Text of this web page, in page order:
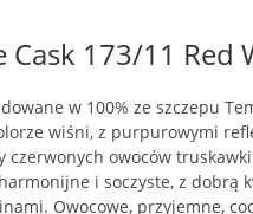
Cask 173/11 Red
w 100% ze szczepu
wiśni, z purpurowymi
czerwonych owoców
i soczyste, z dobrą
Owocowe, przyjemne,